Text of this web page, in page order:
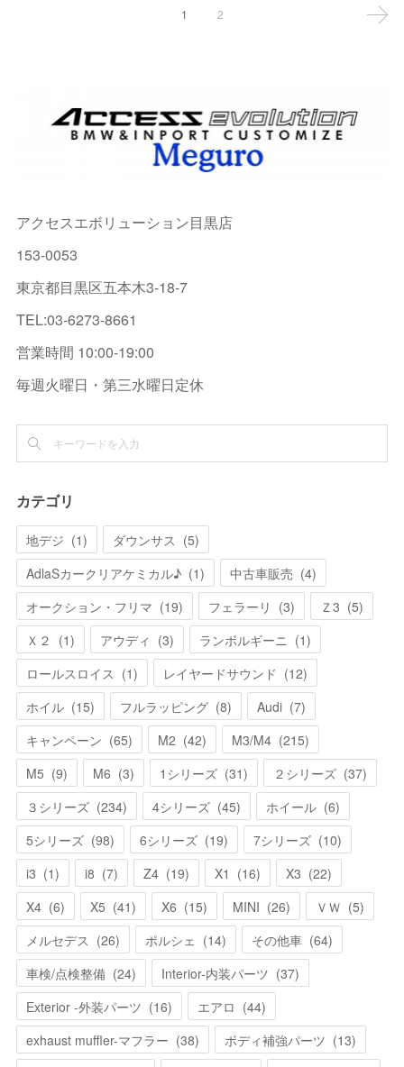
1 2
アクセスエボリューション目黒店
153-0053
東京都目黒区五本木3-18-7
TEL:03-6273-8661
営業時間 10:00-19:00
毎週火曜日・第三水曜日定休
カテゴリ
地デジ (1) ダウンサス (5)
AdlaSカークリアケミカル♪ (1) 中古車販売 (4)
オークション・フリマ (19) フェラーリ (3) Ｚ3 (5)
Ｘ２ (1) アウディ (3) ランボルギーニ (1)
ロールスロイス (1) レイヤードサウンド (12)
ホイル (15) フルラッピング (8) Audi (7)
キャンペーン (65) M2 (42) M3/M4 (215)
M5 (9) M6 (3) 1シリーズ (31) ２シリーズ (37)
３シリーズ (234) 4シリーズ (45) ホイール (6)
5シリーズ (98) 6シリーズ (19) 7シリーズ (10)
i3 (1) i8 (7) Z4 (19) X1 (16) X3 (22)
X4 (6) X5 (41) X6 (15) MINI (26) ＶＷ (5)
メルセデス (26) ポルシェ (14) その他車 (64)
車検/点検整備 (24) Interior-内装パーツ (37)
Exterior -外装パーツ (16) エアロ (44)
exhaust muffler-マフラー (38) ボディ補強パーツ (13)